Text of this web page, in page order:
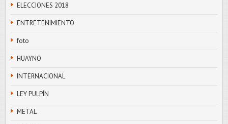
ELECCIONES 2018
ENTRETENIMIENTO
foto
HUAYNO
INTERNACIONAL
LEY PULPÍN
METAL